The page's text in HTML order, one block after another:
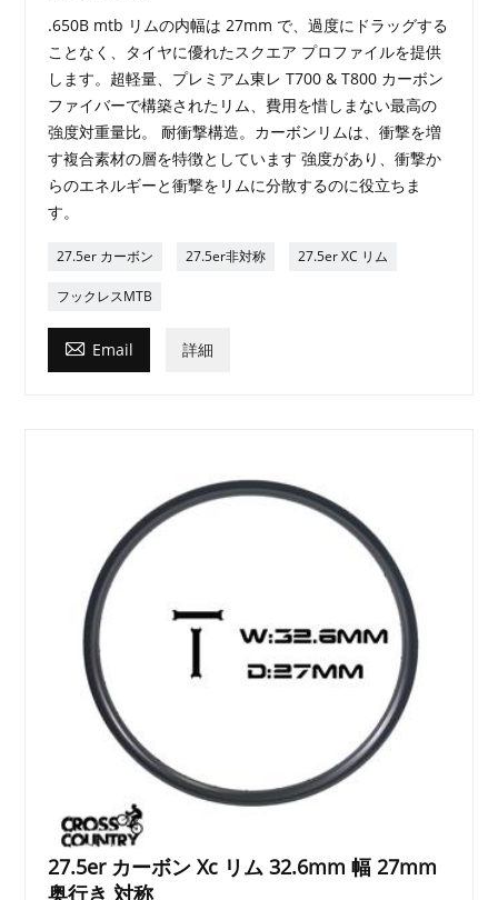
.650B mtb リムの内幅は 27mm で、過度にドラッグする
ことなく、タイヤに優れたスクエア プロファイルを提供
します。超軽量、プレミアム東レ T700 & T800 カーボン
ファイバーで構築されたリム、費用を惜しまない最高の
強度対重量比。 耐衝撃構造。カーボンリムは、衝撃を増
す複合素材の層を特徴としています 強度があり、衝撃か
らのエネルギーと衝撃をリムに分散するのに役立ちま
す。
27.5er カーボン 27.5er非対称 27.5er XC リム
フックレスMTB
 Email 詳細
27.5er カーボン Xc リム 32.6mm 幅 27mm
奥行き 対称